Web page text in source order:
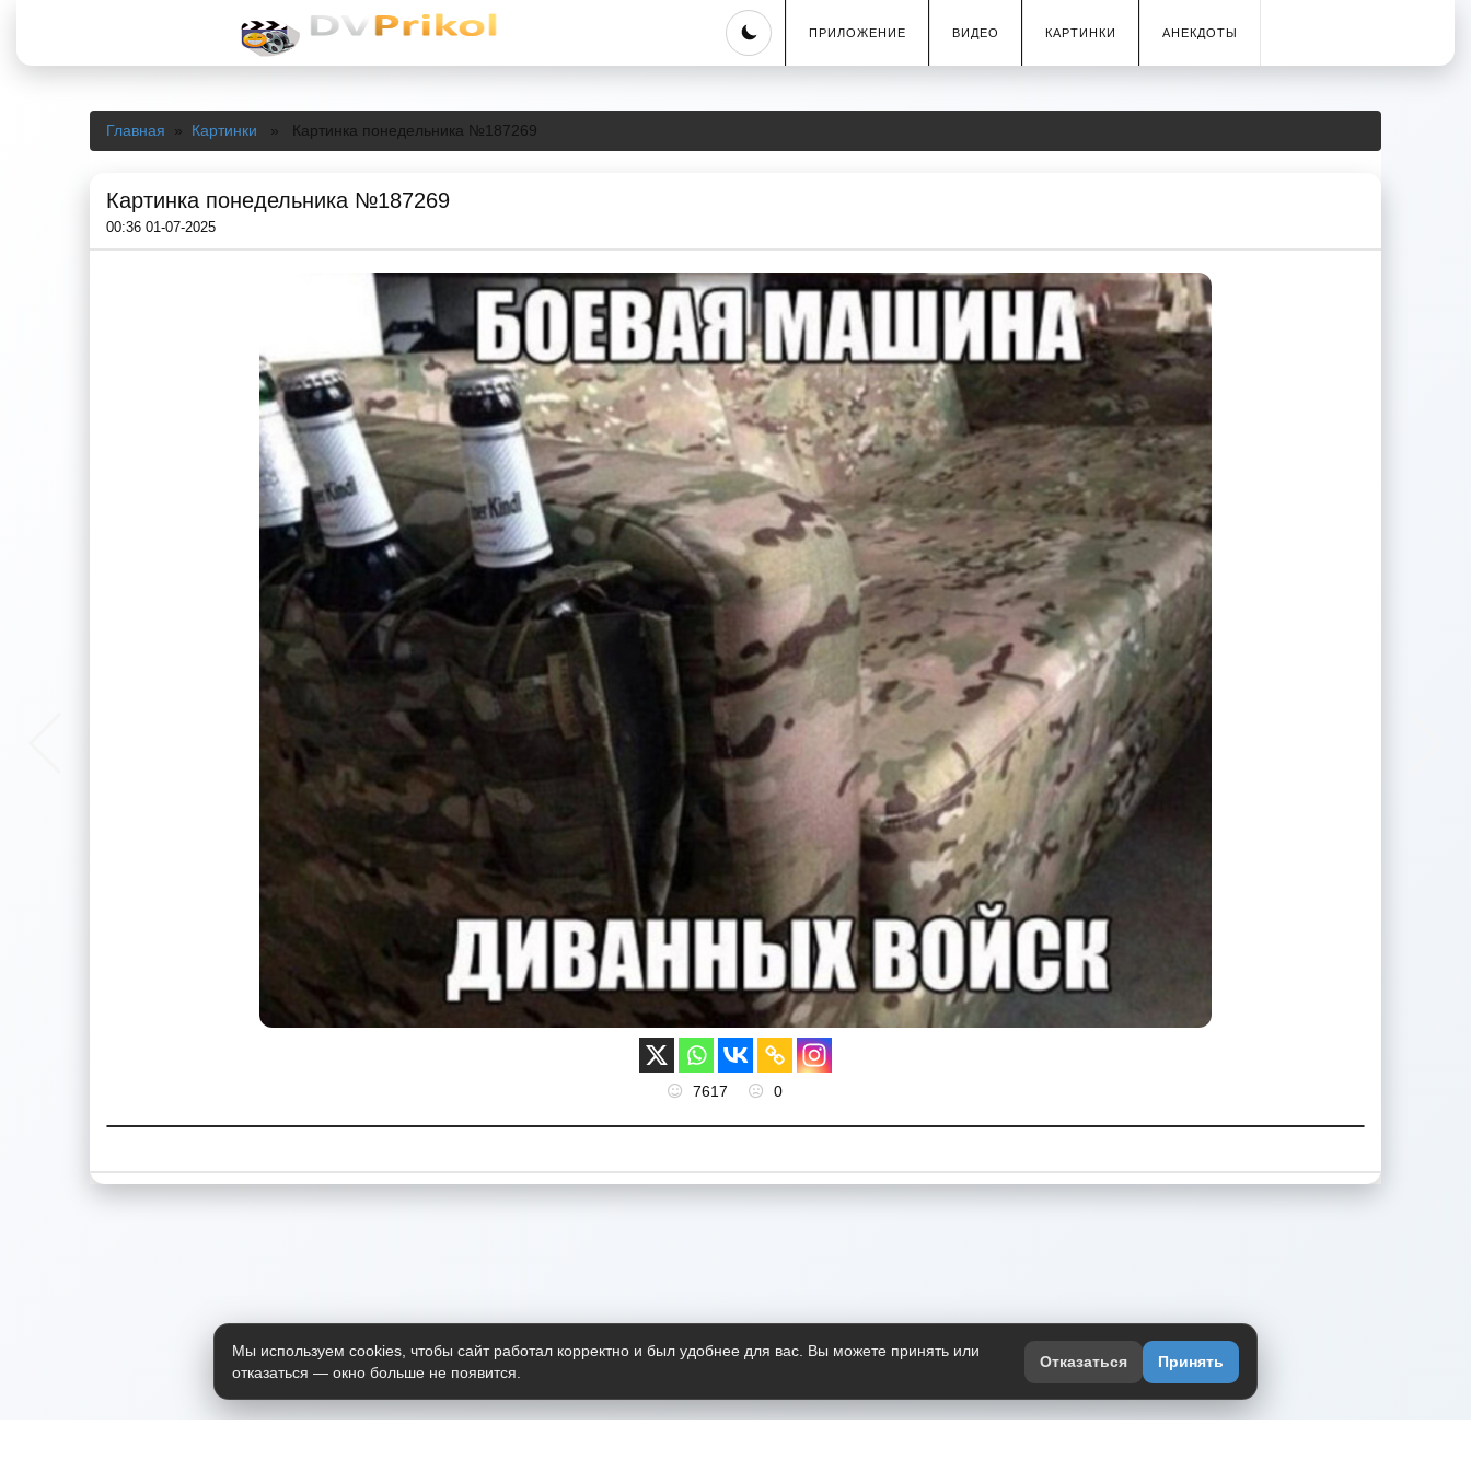
Skip
ПРИЛОЖЕНИЕ ВИДЕО КАРТИНКИ АНЕКДОТЫ
Главная » Картинки » Картинка понедельника №187269
Картинка понедельника №187269
00:36 01-07-2025
7617 0
Мы используем cookies, чтобы сайт работал корректно и был удобнее для вас. Вы можете принять или
отказаться — окно больше не появится.
Отказаться Принять